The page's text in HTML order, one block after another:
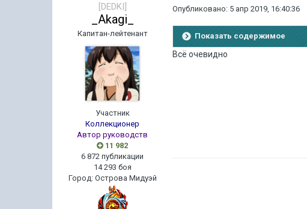
[DEDKI]
_Akagi_
Капитан-лейтенант
Участник
Коллекционер
Автор руководств
11 982
6 872 публикации
14 293 боя
Город: Острова Мидуэй
Опубликовано: 5 апр 2019, 16:40:36
Показать содержимое
Всё очевидно